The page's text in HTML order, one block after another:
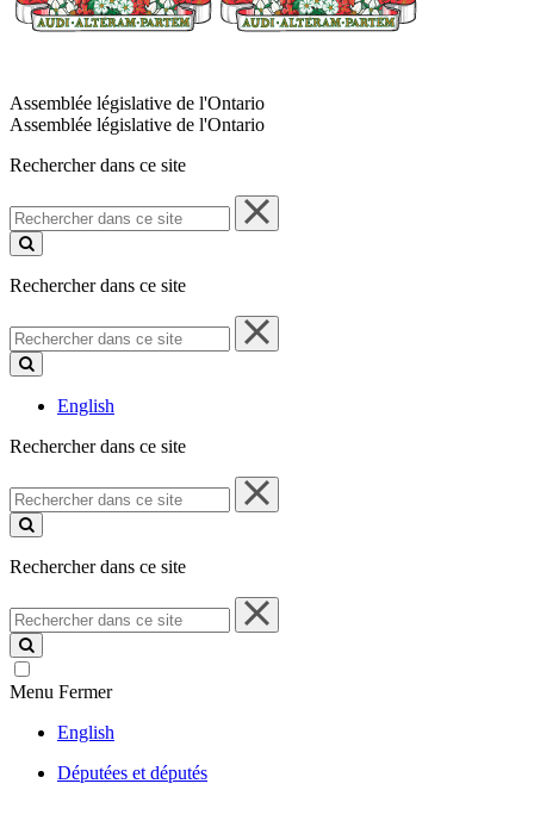
Assemblée législative de l'Ontario
Assemblée législative de l'Ontario
Rechercher dans ce site
Rechercher
dans
ce
Rechercher dans ce site
Rechercher
dans
ce
English
Rechercher dans ce site
Rechercher
dans
ce
Rechercher dans ce site
Rechercher
dans
ce
site
Menu Fermer
English
Députées et députés